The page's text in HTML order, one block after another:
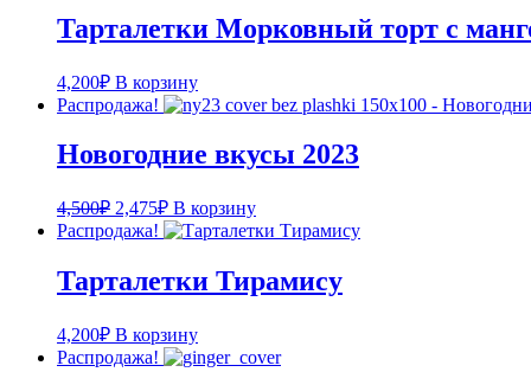
Тарталетки Морковный торт с
4,200₽ В корзину
Распродажа!
Новогодние вкусы 2023
4,500₽ 2,475₽ В корзину
Распродажа!
Тарталетки Тирамису
4,200₽ В корзину
Распродажа!